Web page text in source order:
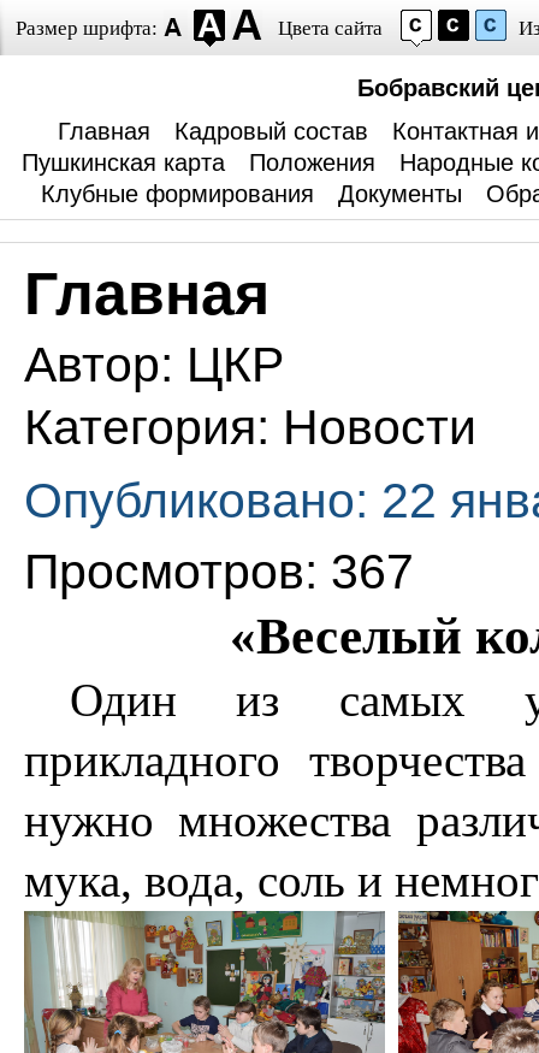
Размер шрифта: Цвета сайта
Бобравский
Главная
Кадровый состав
Контактная
Пушкинская карта
Положения
Народные
Клубные формирования
Документы
Главная
Автор: ЦКР
Категория: Новости
Опубликовано: 22
Просмотров: 367
«Веселый
Один из самых
прикладного
нужно множества
мука, вода, соль и